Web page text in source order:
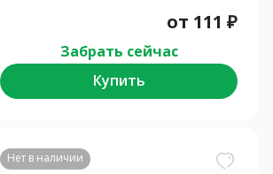
от 111 ₽
Забрать сейчас
Купить
Нет в наличии